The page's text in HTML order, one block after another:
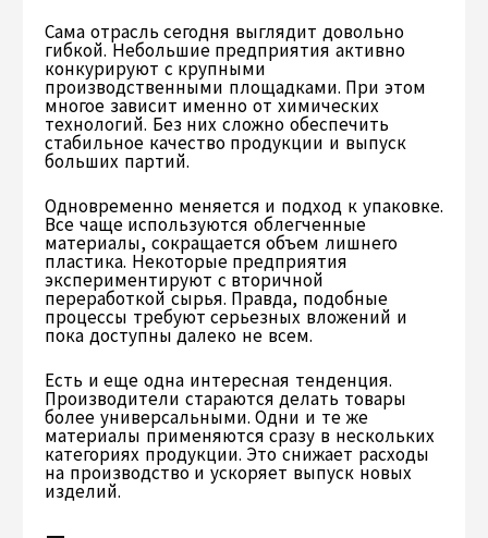
Сама отрасль сегодня выглядит довольно
гибкой. Небольшие предприятия активно
конкурируют с крупными
производственными площадками. При этом
многое зависит именно от химических
технологий. Без них сложно обеспечить
стабильное качество продукции и выпуск
больших партий.
Одновременно меняется и подход к упаковке.
Все чаще используются облегченные
материалы, сокращается объем лишнего
пластика. Некоторые предприятия
экспериментируют с вторичной
переработкой сырья. Правда, подобные
процессы требуют серьезных вложений и
пока доступны далеко не всем.
Есть и еще одна интересная тенденция.
Производители стараются делать товары
более универсальными. Одни и те же
материалы применяются сразу в нескольких
категориях продукции. Это снижает расходы
на производство и ускоряет выпуск новых
изделий.